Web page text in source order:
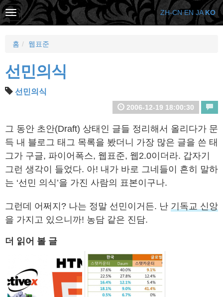
홈 웹표준
선민의식
선민의식
2006-12-19 18:00:30
그 동안 초안(Draft) 상태인 글들 정리해서 올리다가 문
득 내 블로그 태그 목록을 봤더니 가장 많은 글을 쓴 태
그가 구글, 파이어폭스, 웹표준, 웹2.0이더라. 갑자기
그런 생각이 들었다. 아! 내가 바로 그네들이 흔히 말하
는 ‘선민 의식’을 가진 사람의 표본이구나.
그런데 어쩌지? 나는 정말 선민이거든. 난 기독교 신앙
을 가지고 있으니까! 농담 같은 진담.
더 읽어 볼 글
ZH-CN EN JA KO